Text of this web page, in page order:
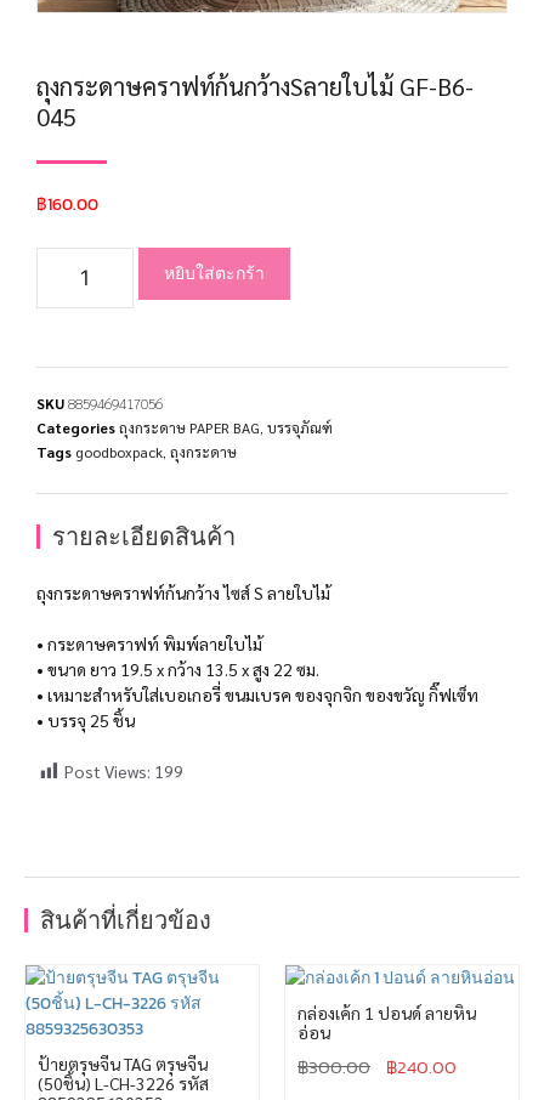
ถุงกระดาษคราฟท์ก้นกว้างSลายใบไม้ GF-B6-
045
฿160.00
หยิบใส่ตะกร้า
SKU8859469417056
Categoriesถุงกระดาษ PAPER BAG บรรจุภัณฑ์
Tags goodboxpack ถุงกระดาษ
รายละเอียดสินค้า
ถุงกระดาษคราฟท์ก้นกว้าง ไซส์ S ลายใบไม้
• กระดาษคราฟท์ พิมพ์ลายใบไม้
• ขนาด ยาว 19.5 x กว้าง 13.5 x สูง 22 ซม.
• เหมาะสำหรับใส่เบอเกอรี่ ขนมเบรค ของจุกจิก ของขวัญ กิ๊ฟเซ็ท
• บรรจุ 25 ชิ้น
Post Views: 199
สินค้าที่เกี่ยวข้อง
ป้ายตรุษจีน TAG ตรุษจีน
(50ชิ้น) L-CH-3226 รหัส
กล่องเค้ก 1 ปอนด์ ลายหิน
อ่อน
฿300.00 ฿240.00